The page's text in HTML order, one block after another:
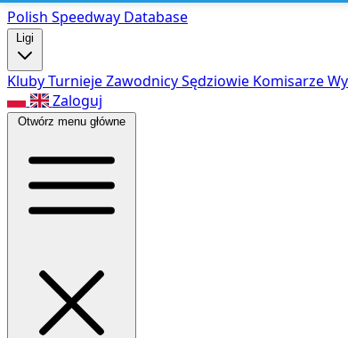
Polish Speedway Database
Ligi
KlubyTurniejeZawodnicySędziowie Komisarze
Zaloguj
Otwórz menu główne